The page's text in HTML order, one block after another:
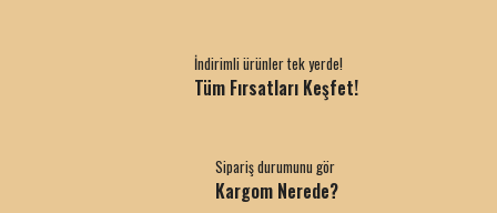
İndirimli ürünler tek yerde!
Tüm Fırsatları Keşfet!
Sipariş durumunu gör
Kargom Nerede?